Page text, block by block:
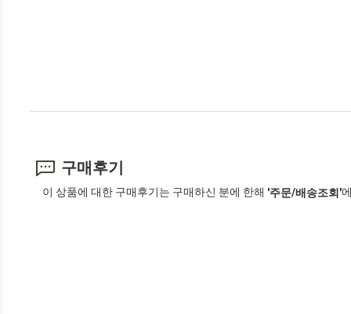
구매후기
이 상품에 대한 구매후기는 구매하신 분에 한해 '주문/배송조회'